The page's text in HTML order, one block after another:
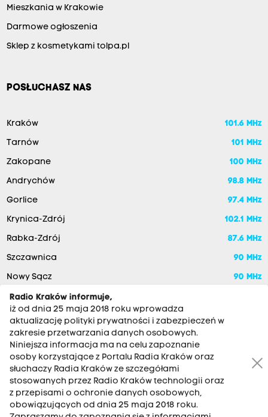
Mieszkania w Krakowie
Darmowe ogłoszenia
Sklep z kosmetykami tolpa.pl
POSŁUCHASZ NAS
Kraków 101.6 MHz
Tarnów 101 MHz
Zakopane 100 MHz
Andrychów 98.8 MHz
Gorlice 97.4 MHz
Krynica-Zdrój 102.1 MHz
Rabka-Zdrój 87.6 MHz
Szczawnica 90 MHz
Nowy Sącz 90 MHz
RADIO KRAKÓW SA. Aleja Juliusza Słowackiego 22, 30-007
Kraków
Antena: 12 200 33 33
Radio Kraków informuje,
iż od dnia 25 maja 2018 roku wprowadza
aktualizację polityki prywatności i zabezpieczeń w
zakresie przetwarzania danych osobowych.
Niniejsza informacja ma na celu zapoznanie
osoby korzystające z Portalu Radia Kraków oraz
słuchaczy Radia Kraków ze szczegółami
stosowanych przez Radio Kraków technologii oraz
z przepisami o ochronie danych osobowych,
obowiązujących od dnia 25 maja 2018 roku.